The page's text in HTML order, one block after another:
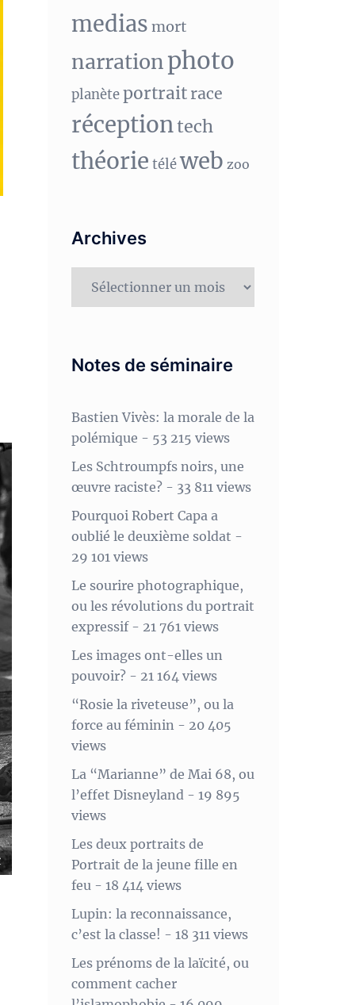
medias mort
narrationphoto
planète portrait race
réceptiontech
théorie téléweb zoo
Archives
Notes de séminaire
Bastien Vivès: la morale de la
polémique - 53 215 views
Les Schtroumpfs noirs, une
œuvre raciste?- 33 811 views
Pourquoi Robert Capa a
oublié le deuxième soldat -
29 101 views
Le sourire photographique,
ou les révolutions du portrait
expressif- 21 761 views
Les images ont-elles un
pouvoir?- 21 164 views
“Rosie la riveteuse”, ou la
force au féminin - 20 405
views
La “Marianne” de Mai 68, ou
l’effet Disneyland - 19 895
views
Les deux portraits de
Portrait de la jeune fille en
feu - 18 414 views
Lupin: la reconnaissance,
c’est la classe! - 18 311 views
Les prénoms de la laïcité, ou
comment cacher